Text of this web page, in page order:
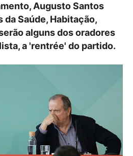
Augusto Santos
Saúde, Habitação,
alguns dos oradores
a 'rentrée' do partido.